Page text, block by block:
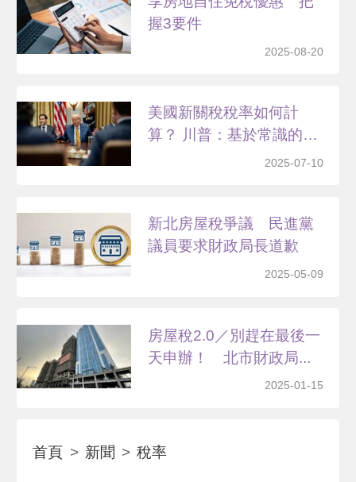
握3要件
2025-08-20
美國新關稅稅率如何計
算？ 川普：基於常識的公
2025-07-10
新北房屋稅爭議 民進黨
議員要求財政局長道歉
2025-05-09
房屋稅2.0／別趕在最後一
天申辦！ 北市財政局...
2025-01-15
首頁 新聞 稅率